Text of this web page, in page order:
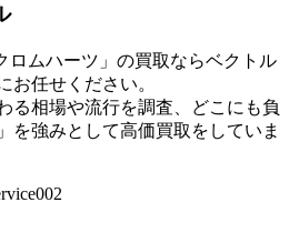
ロムハーツ」の買取ならベクトル
お任せください。
る相場や流行を調査、どこにも負
を強みとして高価買取をしていま